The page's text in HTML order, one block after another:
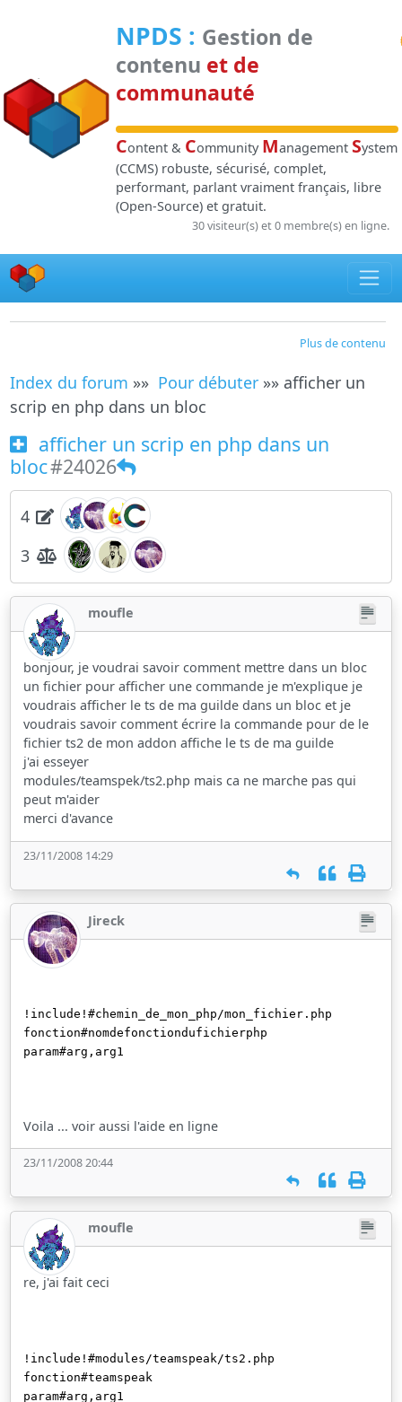
NPDS : Gestion de
contenu et de
communauté
Content & Community Management System
(CCMS) robuste, sécurisé, complet,
performant, parlant vraiment français, libre
(Open-Source) et gratuit.
30 visiteur(s) et 0 membre(s) en ligne.
Plus de contenu
Index du forum »» Pour débuter»» afficher un
scrip en php dans un bloc
afficher un scrip en php dans un
bloc#24026
4
3
moufle
bonjour, je voudrai savoir comment mettre dans un bloc
un fichier pour afficher une commande je m'explique je
voudrais afficher le ts de ma guilde dans un bloc et je
voudrais savoir comment écrire la commande pour de le
fichier ts2 de mon addon affiche le ts de ma guilde
j'ai esseyer
modules/teamspek/ts2.php mais ca ne marche pas qui
peut m'aider
merci d'avance
23/11/2008 14:29
Jireck
!include!#chemin_de_mon_php/mon_fichier.php
fonction#nomdefonctiondufichierphp
param#arg,arg1
Voila ... voir aussi l'aide en ligne
23/11/2008 20:44
moufle
re, j'ai fait ceci
!include!#modules/teamspeak/ts2.php
fonction#teamspeak
param#arg,arg1